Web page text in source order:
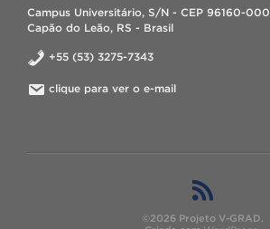
Campus Universitário, S/N - CEP 96160-000
Capão do Leão, RS - Brasil
+55 (53) 3275-7343
clique para ver o e-mail
©2026 Projeto V-GRAD.